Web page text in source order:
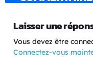
Laisser une
Vous devez être
Connectez-vous